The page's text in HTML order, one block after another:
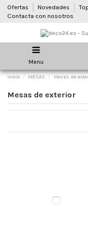
Ofertas Novedades
Contacta con nosotros
Menu
Inicio MESAS Mesas de
Mesas de exterior